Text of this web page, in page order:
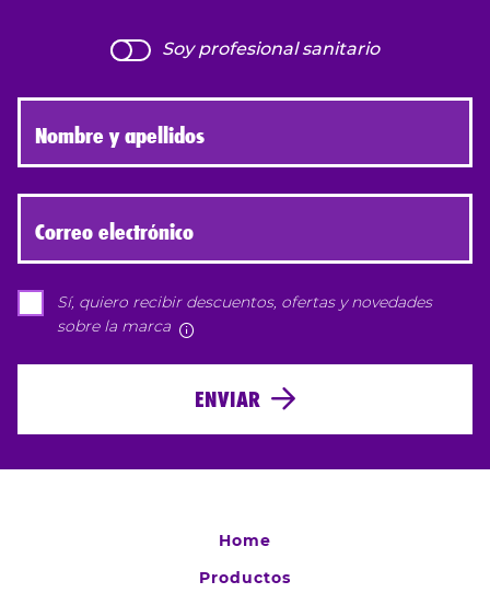
Soy profesional sanitario
Nombre y apellidos
Correo electrónico
ENVIAR
Sí, quiero recibir descuentos, ofertas y novedades
sobre la marca
Home
Productos